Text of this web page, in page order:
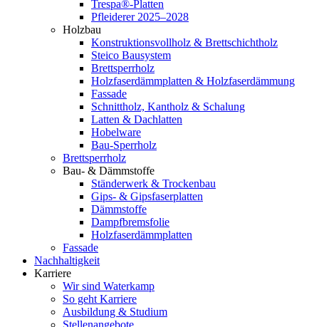
Trespa®-Platten
Pfleiderer 2025–2028
Holzbau
Konstruktionsvollholz & Brettschichtholz
Steico Bausystem
Brettsperrholz
Holzfaserdämmplatten & Holzfaserdämmung
Fassade
Schnittholz, Kantholz & Schalung
Latten & Dachlatten
Hobelware
Bau-Sperrholz
Brettsperrholz
Bau- & Dämmstoffe
Ständerwerk & Trockenbau
Gips- & Gipsfaserplatten
Dämmstoffe
Dampfbremsfolie
Holzfaserdämmplatten
Fassade
Nachhaltigkeit
Karriere
Wir sind Waterkamp
So geht Karriere
Ausbildung & Studium
Stellenangebote